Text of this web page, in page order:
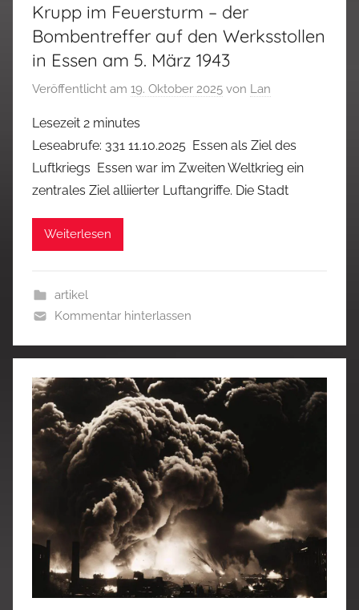
Krupp im Feuersturm – der
Bombentreffer auf den Werksstollen
in Essen am 5. März 1943
Veröffentlicht am 19. Oktober 2025 von Lan
Lesezeit 2 minutes
Leseabrufe: 331 11.10.2025 Essen als Ziel des
Luftkriegs Essen war im Zweiten Weltkrieg ein
zentrales Ziel alliierter Luftangriffe. Die Stadt
Weiterlesen
artikel
Kommentar hinterlassen